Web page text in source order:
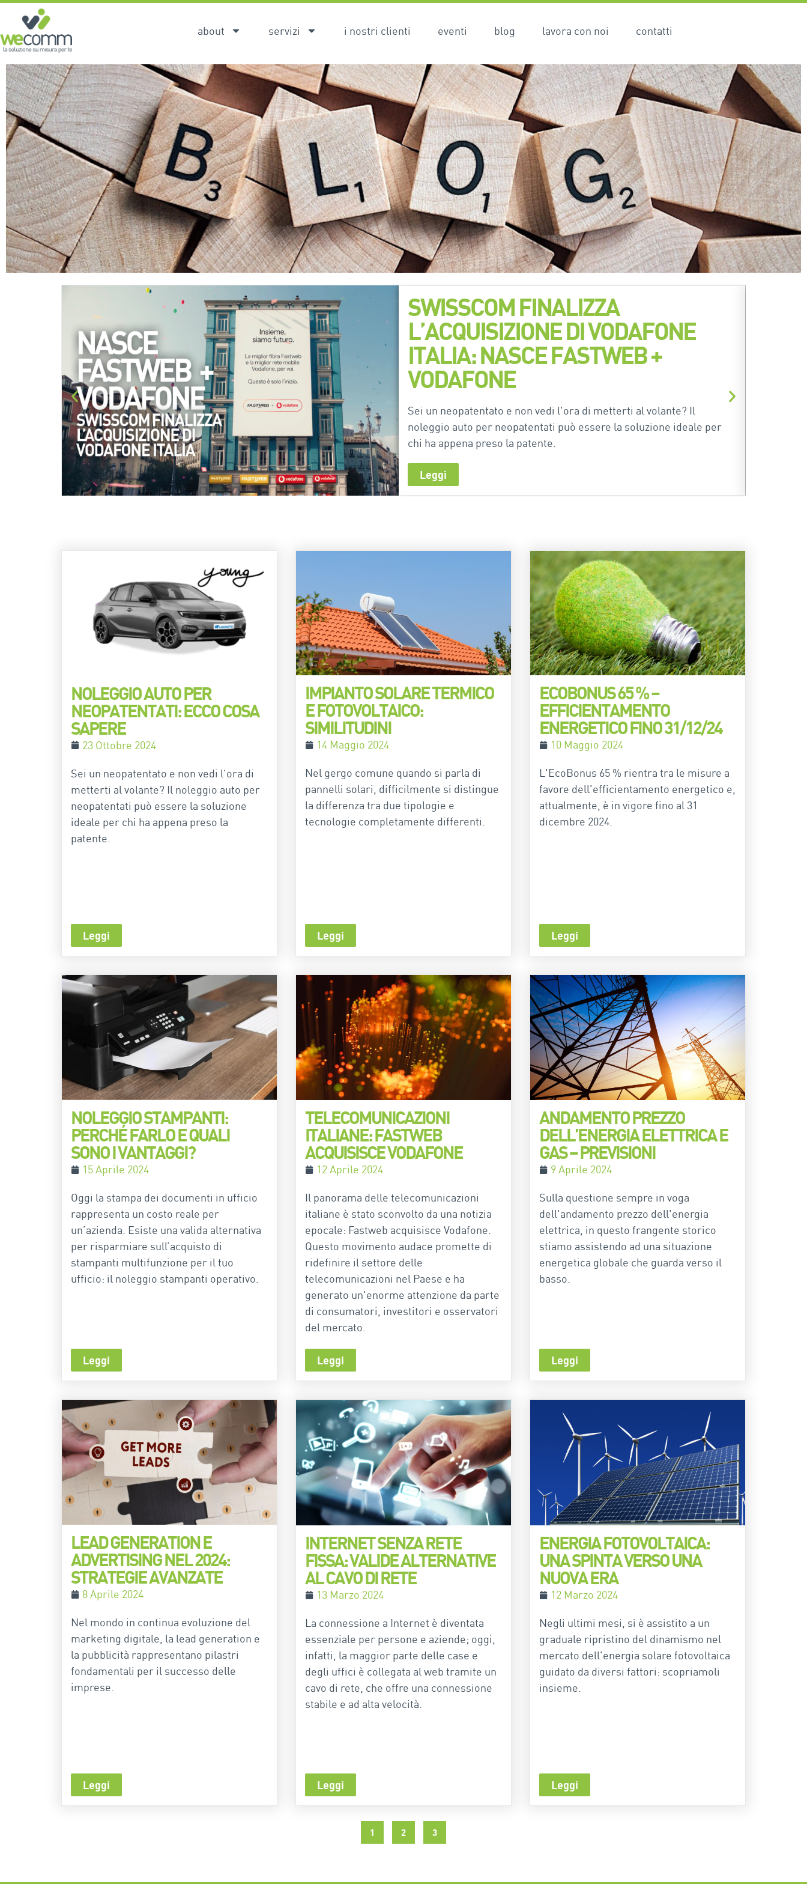
about servizi i nostri clienti eventi blog lavora con noi contatti
SWISSCOM FINALIZZA
L’ACQUISIZIONE DI VODAFONE
ITALIA: NASCE FASTWEB +
VODAFONE
Sei un neopatentato e non vedi l'ora di metterti al volante? Il
noleggio auto per neopatentati può essere la soluzione ideale per
chi ha appena preso la patente.
Leggi
NOLEGGIO AUTO PER
NEOPATENTATI: ECCO COSA
SAPERE
23 Ottobre 2024
Sei un neopatentato e non vedi l'ora di
metterti al volante? Il noleggio auto per
neopatentati può essere la soluzione
ideale per chi ha appena preso la
patente.
Leggi
IMPIANTO SOLARE TERMICO
E FOTOVOLTAICO:
SIMILITUDINI
14 Maggio 2024
Nel gergo comune quando si parla di
pannelli solari, difficilmente si distingue
la differenza tra due tipologie e
tecnologie completamente differenti.
Leggi
ECOBONUS 65 % –
EFFICIENTAMENTO
ENERGETICO FINO 31/12/24
10 Maggio 2024
L'EcoBonus 65 % rientra tra le misure a
favore dell'efficientamento energetico e,
attualmente, è in vigore fino al 31
dicembre 2024.
Leggi
NOLEGGIO STAMPANTI:
PERCHÉ FARLO E QUALI
SONO I VANTAGGI?
15 Aprile 2024
Oggi la stampa dei documenti in ufficio
rappresenta un costo reale per
un’azienda. Esiste una valida alternativa
per risparmiare sull’acquisto di
stampanti multifunzione per il tuo
ufficio: il noleggio stampanti operativo.
Leggi
TELECOMUNICAZIONI
ITALIANE: FASTWEB
ACQUISISCE VODAFONE
12 Aprile 2024
Il panorama delle telecomunicazioni
italiane è stato sconvolto da una notizia
epocale: Fastweb acquisisce Vodafone.
Questo movimento audace promette di
ridefinire il settore delle
telecomunicazioni nel Paese e ha
generato un'enorme attenzione da parte
di consumatori, investitori e osservatori
del mercato.
Leggi
ANDAMENTO PREZZO
DELL’ENERGIA ELETTRICA E
GAS – PREVISIONI
9 Aprile 2024
Sulla questione sempre in voga
dell'andamento prezzo dell'energia
elettrica, in questo frangente storico
stiamo assistendo ad una situazione
energetica globale che guarda verso il
basso.
Leggi
LEAD GENERATION E
ADVERTISING NEL 2024:
STRATEGIE AVANZATE
8 Aprile 2024
Nel mondo in continua evoluzione del
marketing digitale, la lead generation e
la pubblicità rappresentano pilastri
fondamentali per il successo delle
imprese.
Leggi
INTERNET SENZA RETE
FISSA: VALIDE ALTERNATIVE
AL CAVO DI RETE
13 Marzo 2024
La connessione a Internet è diventata
essenziale per persone e aziende; oggi,
infatti, la maggior parte delle case e
degli uffici è collegata al web tramite un
cavo di rete, che offre una connessione
stabile e ad alta velocità.
Leggi
ENERGIA FOTOVOLTAICA:
UNA SPINTA VERSO UNA
NUOVA ERA
12 Marzo 2024
Negli ultimi mesi, si è assistito a un
graduale ripristino del dinamismo nel
mercato dell'energia solare fotovoltaica
guidato da diversi fattori: scopriamoli
insieme.
Leggi
1 2 3